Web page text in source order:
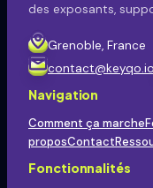
des exposants,
Grenoble, France
contact@keyqo.io
Navigation
Comment ça marche
proposContact
Fonctionnalités